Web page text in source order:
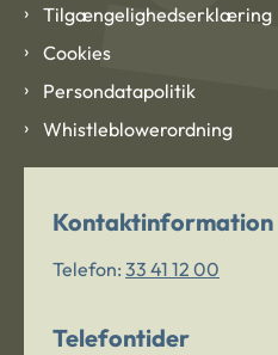
Tilgængelighedserklæring
Cookies
Persondatapolitik
Whistleblowerordning
Kontaktinformation
Telefon: 33 41 12 00
Telefontider